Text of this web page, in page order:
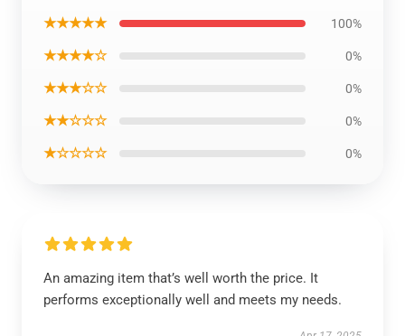
★★★★★ 100%
★★★★☆ 0%
★★★☆☆ 0%
★★☆☆☆ 0%
★☆☆☆☆ 0%
An amazing item that’s well worth the price. It
performs exceptionally well and meets my needs.